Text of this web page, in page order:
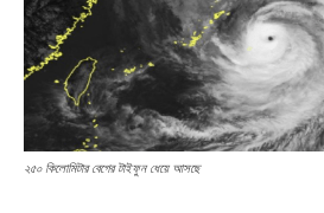
২৫০ কিলোমিটার বেগের টাইফুন ধেয়ে আসছে